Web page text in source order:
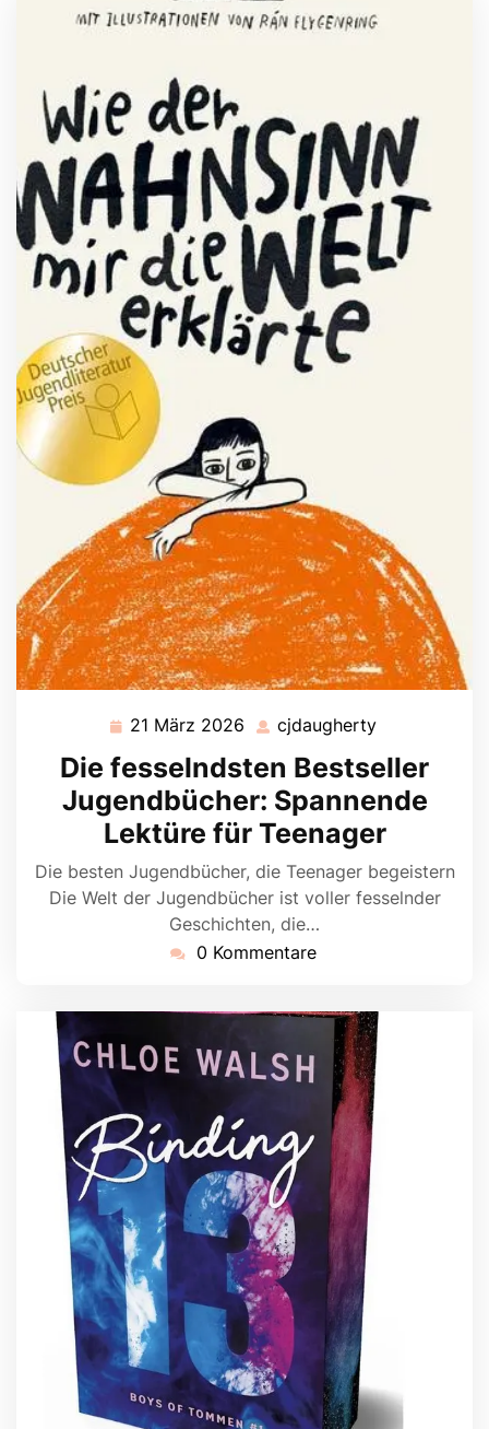
21 März 2026 21
2026
cjdaugherty
Die fesselndsten Bestseller
Jugendbücher: Spannende
Lektüre für Teenager
Die besten Jugendbücher, die Teenager begeistern
Die Welt der Jugendbücher ist voller fesselnder
Geschichten, die…
0 Kommentare